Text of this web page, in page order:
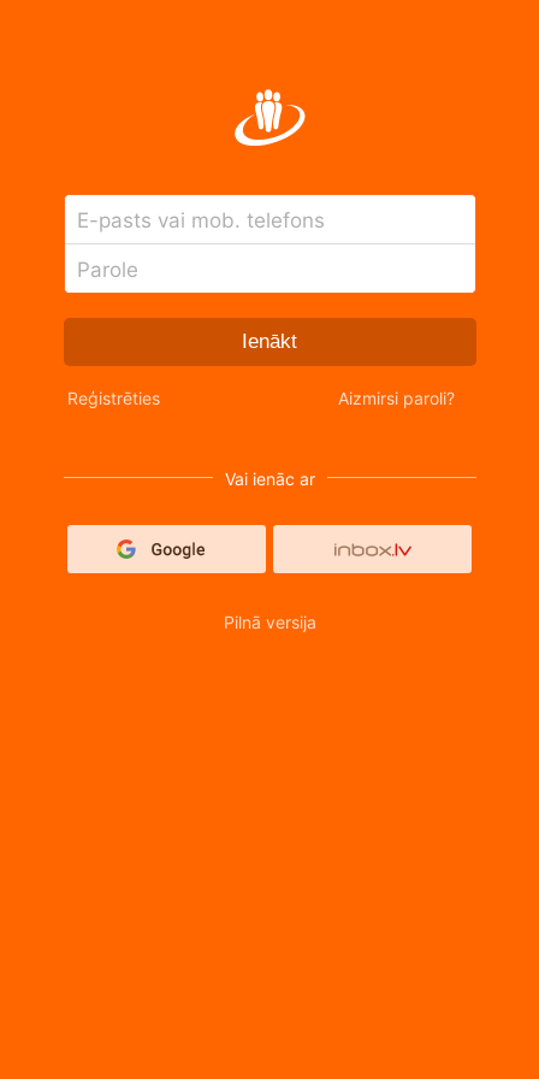
E-pasts vai mob. telefons
Parole
Ienākt
Reģistrēties Aizmirsi paroli?
Vai ienāc ar
Pilnā versija